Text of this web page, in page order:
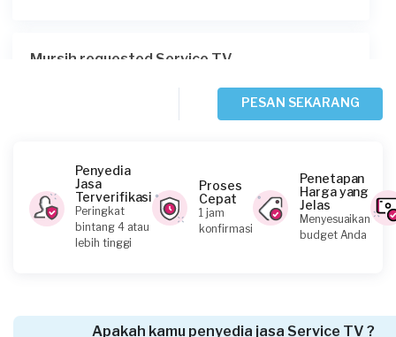
Mursih requested Service TV
Kuswanto requested Service TV
Sekitar 18 jam yang lalu
Jakarta Barat, Jakarta
PESAN SEKARANG
Penyedia
Jasa
Terverifikasi
Peringkat
bintang 4 atau
lebih tinggi
Proses
Cepat
1 jam
konfirmasi
Penetapan
Harga yang
Jelas
Menyesuaikan
budget Anda
Apakah kamu penyedia jasa Service TV ?